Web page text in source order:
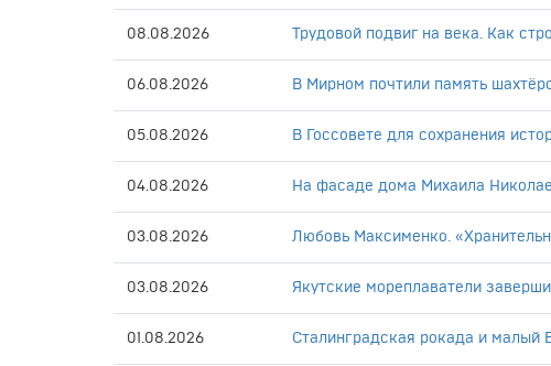
08.08.2026 Трудовой подвиг на века. Как
06.08.2026 В Мирном почтили память
05.08.2026 В Госсовете для сохранения
04.08.2026 На фасаде дома Михаила
03.08.2026 Любовь Максименко.
03.08.2026 Якутские мореплаватели
01.08.2026 Сталинградская рокада и малый